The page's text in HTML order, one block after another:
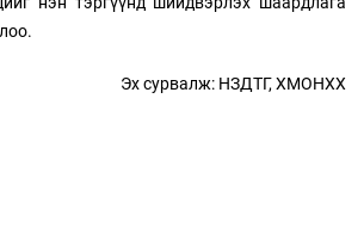
Эх сурвалж: НЗДТГ, ХМОНХХ